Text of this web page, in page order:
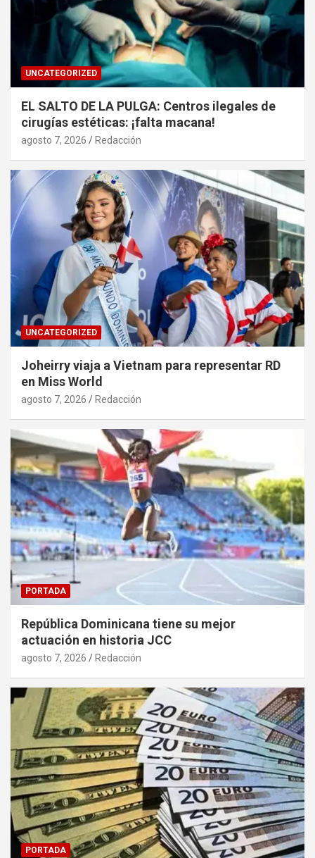
UNCATEGORIZED
EL SALTO DE LA PULGA: Centros ilegales de
cirugías estéticas: ¡falta macana!
agosto 7, 2026 Redacción
UNCATEGORIZED
Joheirry viaja a Vietnam para representar RD
en Miss World
agosto 7, 2026 Redacción
PORTADA
República Dominicana tiene su mejor
actuación en historia JCC
agosto 7, 2026 Redacción
PORTADA